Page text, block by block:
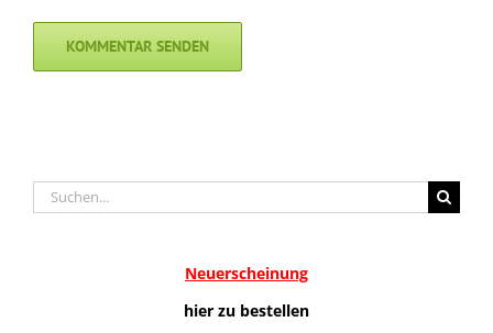
Suche
nach:
Neuerscheinung
hier zu bestellen